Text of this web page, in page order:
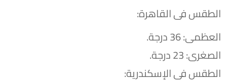
الطقس فى القاهرة:
العظمى: 36 درجة.
الصغرى: 23 درجة.
الطقس فى الإسكندرية: